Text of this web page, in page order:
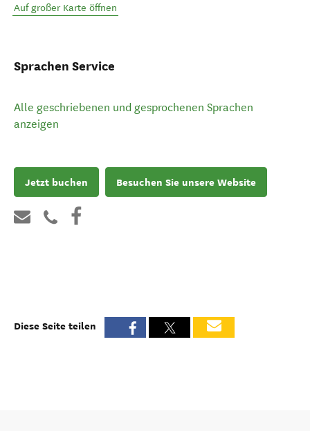
Auf großer Karte öffnen
Sprachen Service
Alle geschriebenen und gesprochenen Sprachen
anzeigen
Jetzt buchen Besuchen Sie unsere Website
Diese Seite teilen